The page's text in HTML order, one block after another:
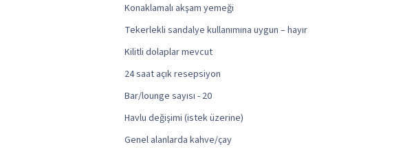
Konaklamalı akşam yemeği
Tekerlekli sandalye kullanımına uygun – hayır
Kilitli dolaplar mevcut
24 saat açık resepsiyon
Bar/lounge sayısı - 20
Havlu değişimi (istek üzerine)
Genel alanlarda kahve/çay